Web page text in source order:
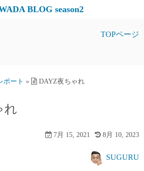
BLOG season2
TOPページ
ポート » DAYZ夜ちゃれ
れ
7月 15, 2021 8月 10, 2023
SUGURU